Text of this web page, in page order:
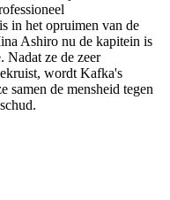
in het opruimen van de
Ashiro nu de kapitein is
Nadat ze de zeer
wordt Kafka's
samen de mensheid tegen